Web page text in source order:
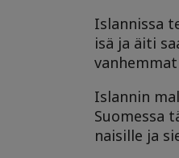
Islannissa
isä ja äiti
Islannin
Suomessa
naisille ja